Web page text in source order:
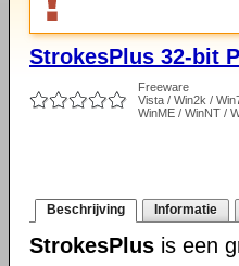
StrokesPlus 32-bit
Freeware
Vista / Win2k /
WinME / WinNT /
Beschrijving Informatie
StrokesPlus is een